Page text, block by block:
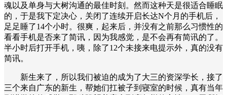
魂以及单身与大树沟通的最佳时刻。然而这种天是很适合睡眠
的，于是我下定决心，关闭了连续开启长达N个月的手机后，
足足睡了14个小时。很爽，起来后，并没有之前那么习惯性的
看看手机是否来了简讯，因为我感觉，是不会再有简讯的了。
半小时后打开手机，咦，除了12个未接来电提示外，真的没有
简讯。
新生来了，所以我们被迫的成为了大三的资深学长，接了
三个来自广东的新生，帮她们扛被子到寝室的时候，真有当年